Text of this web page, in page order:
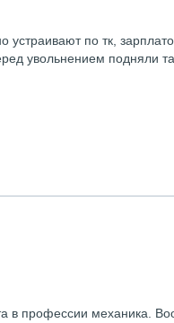
по тк,
увольнением подняли
в профессии механика.